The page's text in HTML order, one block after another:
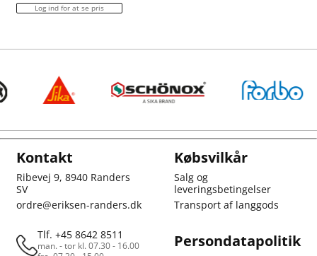
Log ind for at se pris
Kontakt
Ribevej 9, 8940 Randers
SV
ordre@eriksen-randers.dk
Tlf. +45 8642 8511
man. - tor kl. 07.30 - 16.00
Købsvilkår
Salg og
leveringsbetingelser
Transport af langgods
Persondatapolitik